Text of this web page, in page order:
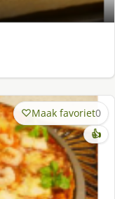
Maak favoriet0
👍